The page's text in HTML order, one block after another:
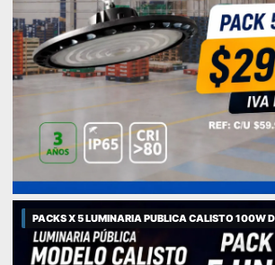
PACKS X 5 LUMINARIA PUBLICA CALISTO 100W